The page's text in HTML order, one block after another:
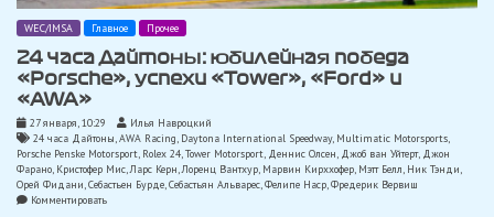
WEC/IMSA Главное Прочее
24 часа Дайтоны: юбилейная победа
«Porsche», успехи «Tower», «Ford» и
«AWA»
27 января, 10:29
Илья Навроцкий
24 часа Дайтоны,AWA Racing, Daytona International Speedway, Multimatic Motorsports
Porsche Penske Motorsport, Rolex 24,Tower Motorsport, Деннис Олсен, Джоб ван Уйтерт, Джон
Фарано, Кристофер Мис,Ларс Керн,Лоренц Вантхур, Марвин Кирххофер, Мэтт Белл, Ник Тэнди
Орей Фидани,Себастьен Бурде,Себастьян Альварес,Фелипе Наср,Фредерик Вервиш
Комментироватьon